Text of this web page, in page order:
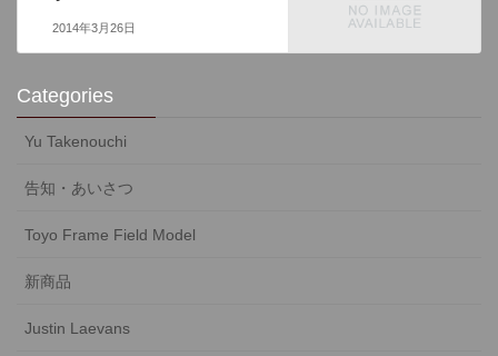
2014年3月26日
Categories
Yu Takenouchi
告知・あいさつ
Toyo Frame Field Model
新商品
Justin Laevans